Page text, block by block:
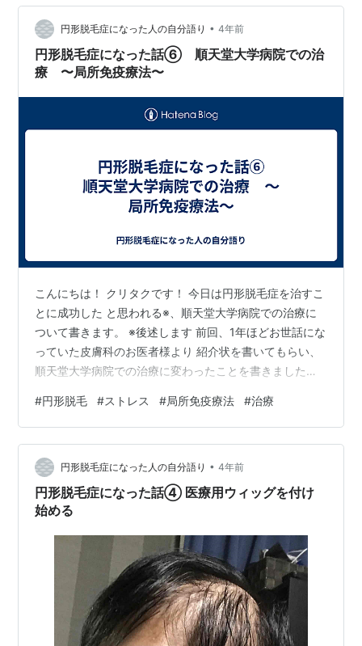
円形脱毛症になった人の自分語り • 4年前
円形脱毛症になった話⑥ 順天堂大学病院での治
療 〜局所免疫療法〜
こんにちは！ クリタクです！ 今日は円形脱毛症を治すこ
とに成功した と思われる※、順天堂大学病院での治療に
ついて書きます。 ※後述します 前回、1年ほどお世話にな
っていた皮膚科のお医者様より 紹介状を書いてもらい、
順天堂大学病院での治療に変わったことを書きました。
すね。 順天堂大学医学部附属順天堂医院 病状としては、
皮膚科のお医者様にしていただいた 紫外線療法やステロ
イド注射、投薬による治療などの効果がなく、 脱毛が止
まらないといった感じでした。 いつ頃だったからかはあ
まり覚えていませんが、 風呂に1回入るだけで、当時住ん
でいたワンルーム…
#円形脱毛 #ストレス #局所免疫療法 #治療
円形脱毛症になった人の自分語り • 4年前
円形脱毛症になった話④ 医療用ウィッグを付け
始める